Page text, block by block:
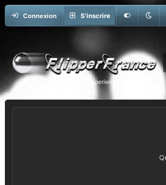
Connexion S'inscrire